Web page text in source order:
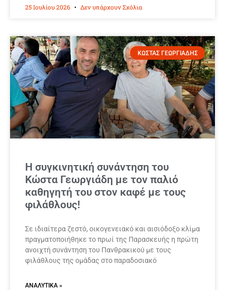
25 Ιουλίου 2026 Δεν υπάρχουν Σχόλια
ΚΩΣΤΑΣ ΓΕΩΡΓΙΑΔΗΣ
Η συγκινητική συνάντηση του
Κώστα Γεωργιάδη με τον παλιό
καθηγητή του στον καφέ με τους
φιλάθλους!
Σε ιδιαίτερα ζεστό, οικογενειακό και αισιόδοξο κλίμα
πραγματοποιήθηκε το πρωί της Παρασκευής η πρώτη
ανοιχτή συνάντηση του Πανθρακικού με τους
φιλάθλους της ομάδας στο παραδοσιακό
ΑΝΑΛΥΤΙΚΆ »